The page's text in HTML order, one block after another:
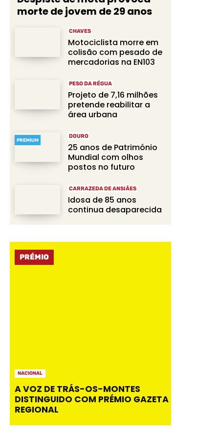
morte de jovem de 29 anos
CHAVES
Motociclista morre em
colisão com pesado de
mercadorias na EN103
PESO DA RÉGUA
Projeto de 7,16 milhões
pretende reabilitar a
área urbana
PREMIUM
DOURO
25 anos de Património
Mundial com olhos
postos no futuro
CARRAZEDA DE ANSIÃES
Idosa de 85 anos
continua desaparecida
PRÉMIO
NACIONAL
A VOZ DE TRÁS-OS-MONTES
DISTINGUIDO COM PRÉMIO GAZETA
REGIONAL